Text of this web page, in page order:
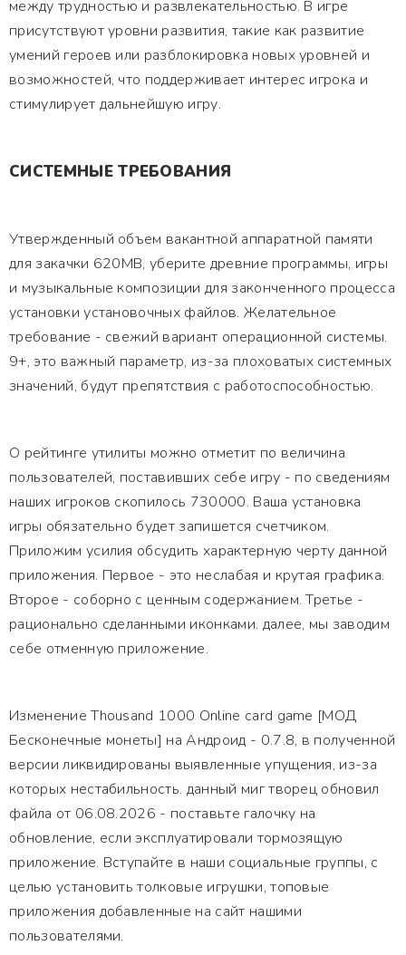
между трудностью и развлекательностью. В игре
присутствуют уровни развития, такие как развитие
умений героев или разблокировка новых уровней и
возможностей, что поддерживает интерес игрока и
стимулирует дальнейшую игру.
СИСТЕМНЫЕ ТРЕБОВАНИЯ
Утвержденный объем вакантной аппаратной памяти
для закачки 620MB, уберите древние программы, игры
и музыкальные композиции для законченного процесса
установки установочных файлов. Желательное
требование - свежий вариант операционной системы.
9+, это важный параметр, из-за плоховатых системных
значений, будут препятствия с работоспособностью.
О рейтинге утилиты можно отметит по величина
пользователей, поставивших себе игру - по сведениям
наших игроков скопилось 730000. Ваша установка
игры обязательно будет запишется счетчиком.
Приложим усилия обсудить характерную черту данной
приложения. Первое - это неслабая и крутая графика.
Второе - соборно с ценным содержанием. Третье -
рационально сделанными иконками. далее, мы заводим
себе отменную приложение.
Изменение Thousand 1000 Online card game [МОД
Бесконечные монеты] на Андроид - 0.7.8, в полученной
версии ликвидированы выявленные упущения, из-за
которых нестабильность. данный миг творец обновил
файла от 06.08.2026 - поставьте галочку на
обновление, если эксплуатировали тормозящую
приложение. Вступайте в наши социальные группы, с
целью установить толковые игрушки, топовые
приложения добавленные на сайт нашими
пользователями.